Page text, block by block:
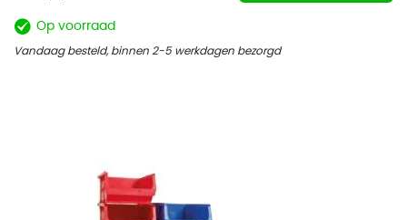
Op voorraad
Vandaag besteld, binnen 2-5 werkdagen bezorgd